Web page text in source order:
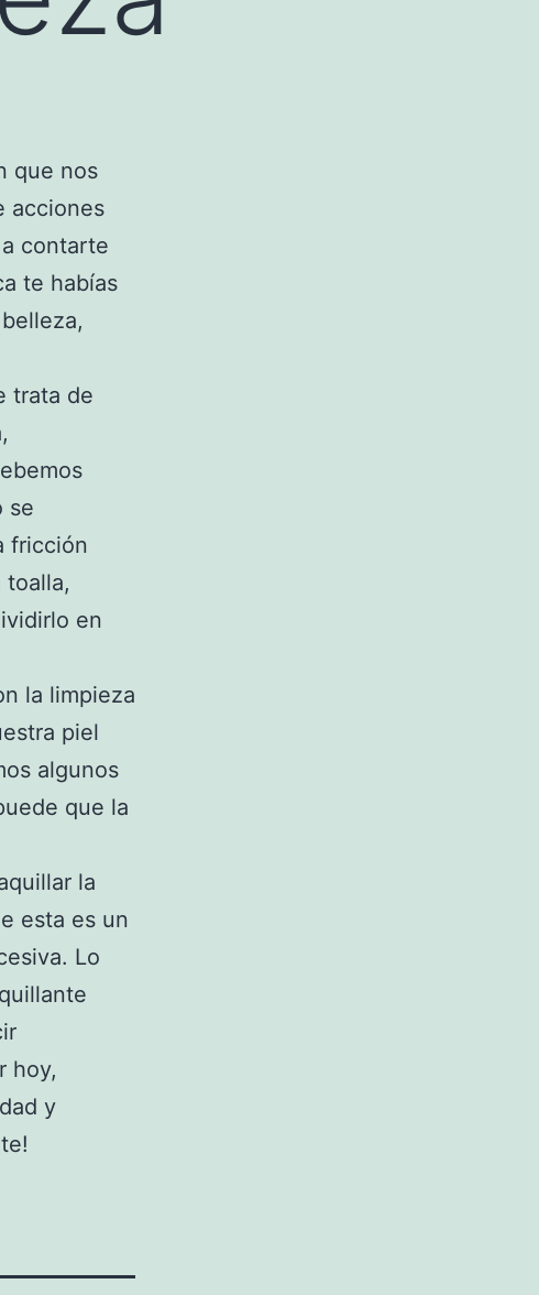
que nos
acciones
contarte
te habías
trata de
se
fricción
en
la limpieza
piel
algunos
que la
la
esta es un
Lo
hoy,
y